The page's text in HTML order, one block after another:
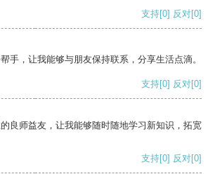
支持[0] 反对[0]
手，让我能够与朋友保持联系，分享生活点滴。
支持[0] 反对[0]
良师益友，让我能够随时随地学习新知识，拓宽
支持[0] 反对[0]